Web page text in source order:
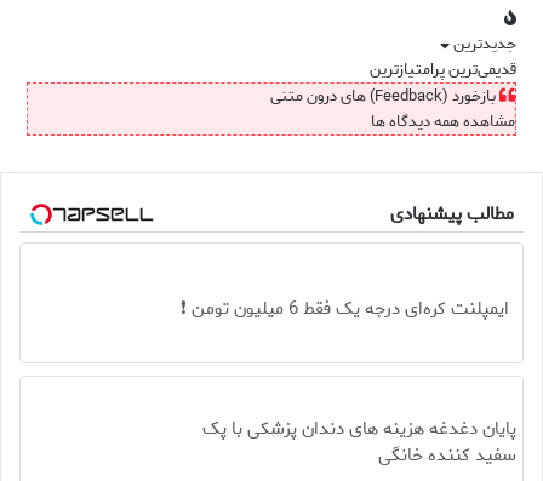
جدیدترین
قدیمی‌ترینپرامتیازترین
بازخورد (Feedback) های درون متنی
مشاهده همه دیدگاه ها
مطالب پیشنهادی
ایمپلنت کره‌ای درجه یک فقط 6 میلیون تومن ❗
پایان دغدغه هزینه های دندان پزشکی با پک
سفید کننده خانگی